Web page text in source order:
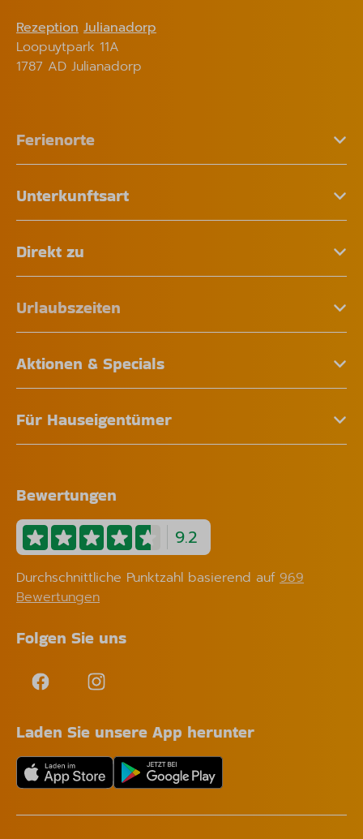
Rezeption Julianadorp
Loopuytpark 11A
1787 AD Julianadorp
Ferienorte
Unterkunftsart
Direkt zu
Urlaubszeiten
Aktionen & Specials
Für Hauseigentümer
Bewertungen
9.2
Durchschnittliche Punktzahl basierend auf 969
Bewertungen
Folgen Sie uns
Laden Sie unsere App herunter